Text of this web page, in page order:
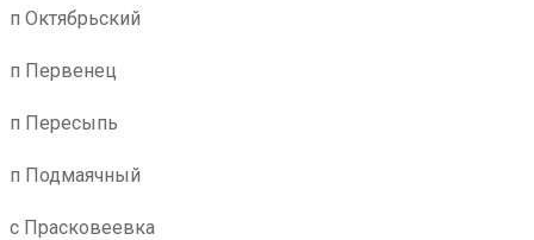
п Октябрьский
п Первенец
п Пересыпь
п Подмаячный
с Прасковеевка